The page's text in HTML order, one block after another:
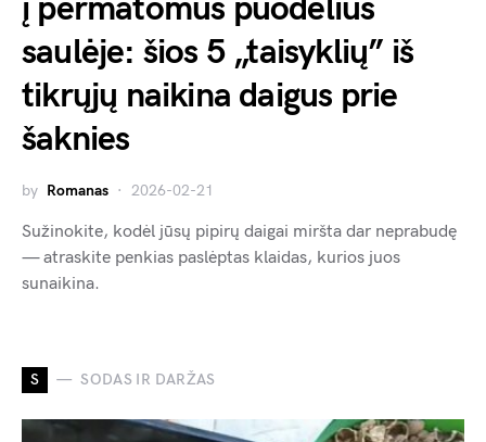
į permatomus puodelius
saulėje: šios 5 „taisyklių” iš
tikrųjų naikina daigus prie
šaknies
by Romanas 2026-02-21
Sužinokite, kodėl jūsų pipirų daigai miršta dar neprabudę
— atraskite penkias paslėptas klaidas, kurios juos
sunaikina.
S SODAS IR DARŽAS